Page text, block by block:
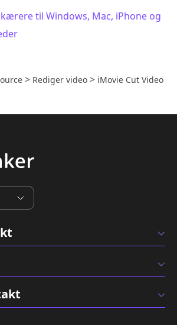
til Windows, Mac, iPhone og
> Rediger video > iMovie Cut Video